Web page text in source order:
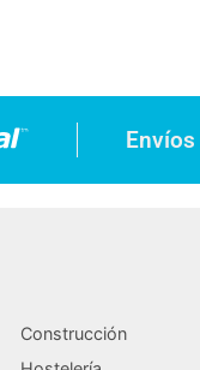
Construcción